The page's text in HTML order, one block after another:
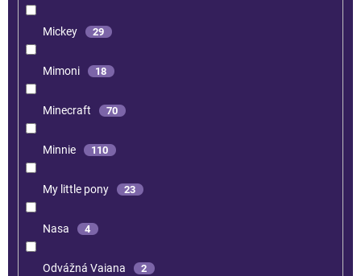
Mickey 29
Mimoni 18
Minecraft 70
Minnie 110
My little pony 23
Nasa 4
Odvážná Vaiana 2